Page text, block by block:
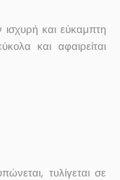
και εύκαμπτη
και αφαιρείται
τυλίγεται σε